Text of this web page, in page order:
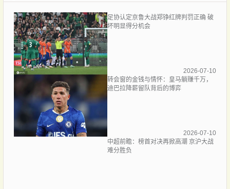
足协认定京鲁大战郑铮红牌判罚正确 破
坏明显得分机会
2026-07-10
转会窗的金钱与情怀：皇马躺赚千万，
迪巴拉降薪留队背后的博弈
2026-07-10
中超前瞻：榜首对决再掀高潮 京沪大战
难分胜负